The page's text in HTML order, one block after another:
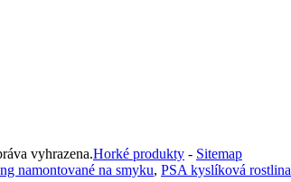
vyhrazena.Horké produkty - Sitemap
namontované na smyku, PSA kyslíková rostlina